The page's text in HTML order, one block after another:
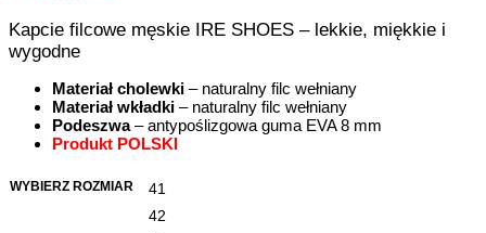
Kapcie filcowe męskie IRE SHOES – lekkie, miękkie i
wygodne
Materiał cholewki – naturalny filc wełniany
Materiał wkładki – naturalny filc wełniany
Podeszwa– antypoślizgowa guma EVA 8 mm
Produkt POLSKI
WYBIERZ ROZMIAR
41
42